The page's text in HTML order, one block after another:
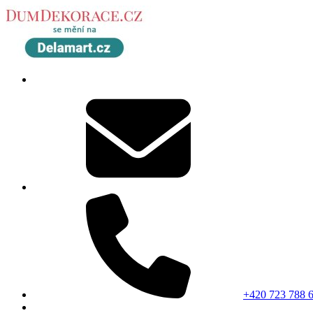
+420 723 788